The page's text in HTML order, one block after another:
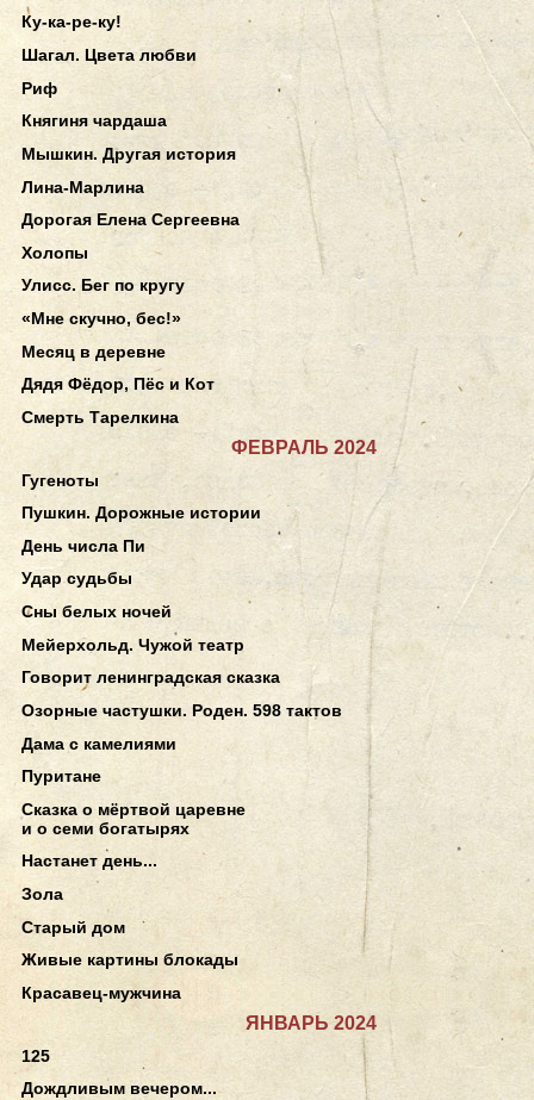
Ку-ка-ре-ку!
Шагал. Цвета любви
Риф
Княгиня чардаша
Мышкин. Другая история
Лина-Марлина
Дорогая Елена Сергеевна
Холопы
Улисс. Бег по кругу
«Мне скучно, бес!»
Месяц в деревне
Дядя Фёдор, Пёс и Кот
Смерть Тарелкина
ФЕВРАЛЬ 2024
Гугеноты
Пушкин. Дорожные истории
День числа Пи
Удар судьбы
Сны белых ночей
Мейерхольд. Чужой театр
Говорит ленинградская сказка
Озорные частушки. Роден. 598 тактов
Дама с камелиями
Пуритане
Сказка о мёртвой царевне
и о семи богатырях
Настанет день...
Зола
Старый дом
Живые картины блокады
Красавец-мужчина
ЯНВАРЬ 2024
125
Дождливым вечером...